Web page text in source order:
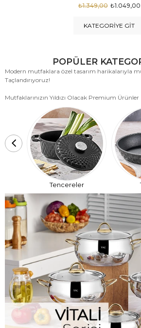
₺999,00
₺1.875,00
KATEGORIYE GIT
POPÜLER
Modern mutfaklara özel tasarım harikalarıyla
Taçlandırıyoruz!
Mutfaklarınızın Yıldızı Olacak Premium Ürünler
Tencereler